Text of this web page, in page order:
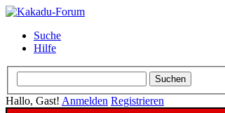
Suche
Hilfe
Hallo, Gast! Anmelden Registrieren